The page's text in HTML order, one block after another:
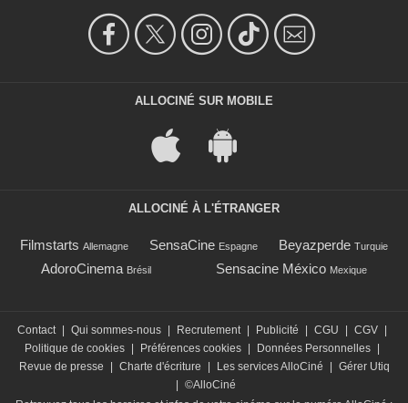
ALLOCINÉ SUR MOBILE
ALLOCINÉ À L'ÉTRANGER
Filmstarts Allemagne SensaCine Espagne Beyazperde Turquie
AdoroCinema Brésil Sensacine México Mexique
Contact | Qui sommes-nous | Recrutement | Publicité | CGU | CGV |
Politique de cookies | Préférences cookies | Données Personnelles |
Revue de presse
| Charte d'écriture | Les services AlloCiné | Gérer Utiq
| ©AlloCiné